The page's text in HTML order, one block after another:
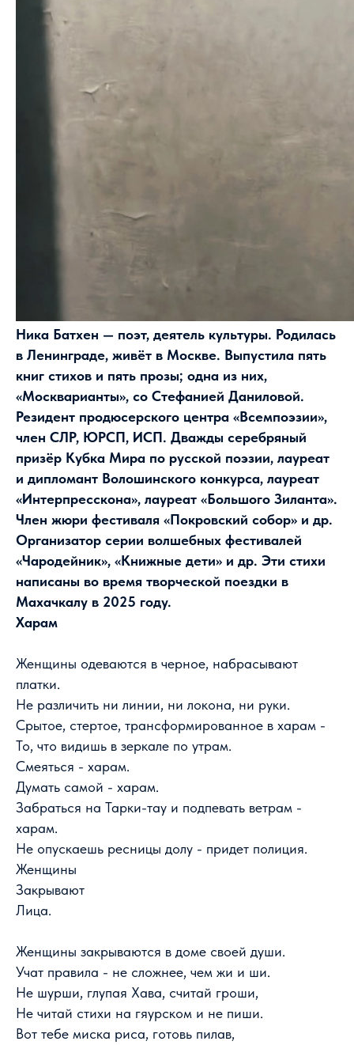
Ника Батхен — поэт, деятель культуры. Родилась
в Ленинграде, живёт в Москве. Выпустила пять
книг стихов и пять прозы; одна из них,
«Москварианты», со Стефанией Даниловой.
Резидент продюсерского центра «Всемпоэзии»,
член СЛР, ЮРСП, ИСП. Дважды серебряный
призёр Кубка Мира по русской поэзии, лауреат
и дипломант Волошинского конкурса, лауреат
«Интерпресскона», лауреат «Большого Зиланта».
Член жюри фестиваля «Покровский собор» и др.
Организатор серии волшебных фестивалей
«Чародейник», «Книжные дети» и др. Эти стихи
написаны во время творческой поездки в
Махачкалу в 2025 году.
Харам
Женщины одеваются в черное, набрасывают
платки.
Не различить ни линии, ни локона, ни руки.
Срытое, стертое, трансформированное в харам -
То, что видишь в зеркале по утрам.
Смеяться - харам.
Думать самой - харам.
Забраться на Тарки-тау и подпевать ветрам -
харам.
Не опускаешь ресницы долу - придет полиция.
Женщины
Закрывают
Лица.
Женщины закрываются в доме своей души.
Учат правила - не сложнее, чем жи и ши.
Не шурши, глупая Хава, считай гроши,
Не читай стихи на гяурском и не пиши.
Вот тебе миска риса, готовь пилав,